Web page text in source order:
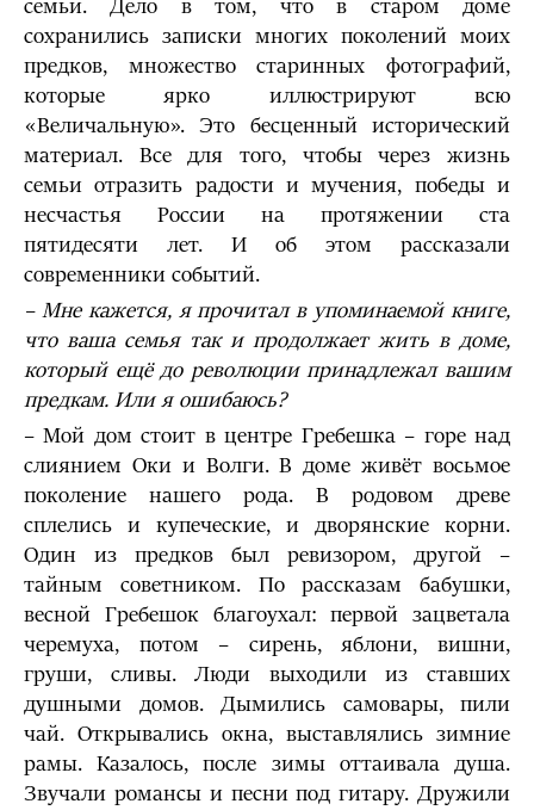
семьи. Дело в том, что в старом доме
сохранились записки многих поколений моих
предков, множество старинных фотографий,
которые ярко иллюстрируют всю
«Величальную». Это бесценный исторический
материал. Все для того, чтобы через жизнь
семьи отразить радости и мучения, победы и
несчастья России на протяжении ста
пятидесяти лет. И об этом рассказали
современники событий.
– Мне кажется, я прочитал в упоминаемой книге,
что ваша семья так и продолжает жить в доме,
который ещё до революции принадлежал вашим
предкам. Или я ошибаюсь?
– Мой дом стоит в центре Гребешка – горе над
слиянием Оки и Волги. В доме живёт восьмое
поколение нашего рода. В родовом древе
сплелись и купеческие, и дворянские корни.
Один из предков был ревизором, другой –
тайным советником. По рассказам бабушки,
весной Гребешок благоухал: первой зацветала
черемуха, потом – сирень, яблони, вишни,
груши, сливы. Люди выходили из ставших
душными домов. Дымились самовары, пили
чай. Открывались окна, выставлялись зимние
рамы. Казалось, после зимы оттаивала душа.
Звучали романсы и песни под гитару. Дружили